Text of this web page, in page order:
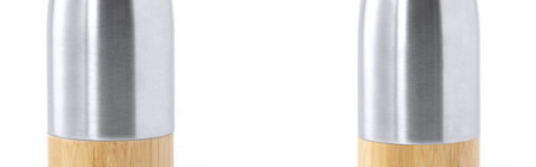
Gant de cuisine personnalisé